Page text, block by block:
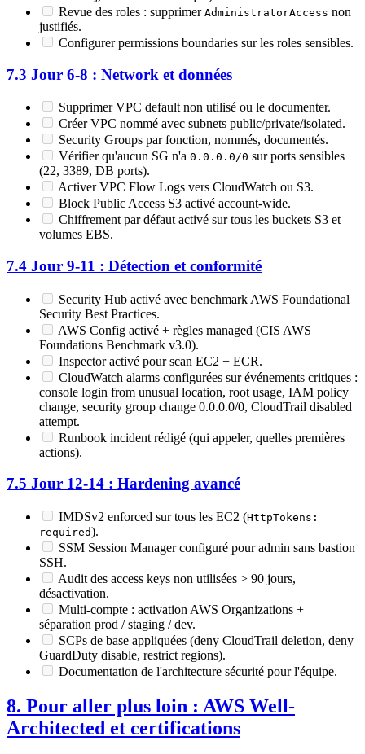
Revue des roles : supprimer AdministratorAccess non
justifiés.
Configurer permissions boundaries sur les roles sensibles.
7.3 Jour 6-8 : Network et données
Supprimer VPC default non utilisé ou le documenter.
Créer VPC nommé avec subnets public/private/isolated.
Security Groups par fonction, nommés, documentés.
Vérifier qu'aucun SG n'a 0.0.0.0/0 sur ports sensibles
(22, 3389, DB ports).
Activer VPC Flow Logs vers CloudWatch ou S3.
Block Public Access S3 activé account-wide.
Chiffrement par défaut activé sur tous les buckets S3 et
volumes EBS.
7.4 Jour 9-11 : Détection et conformité
Security Hub activé avec benchmark AWS Foundational
Security Best Practices.
AWS Config activé + règles managed (CIS AWS
Foundations Benchmark v3.0).
Inspector activé pour scan EC2 + ECR.
CloudWatch alarms configurées sur événements critiques :
console login from unusual location, root usage, IAM policy
change, security group change 0.0.0.0/0, CloudTrail disabled
attempt.
Runbook incident rédigé (qui appeler, quelles premières
actions).
7.5 Jour 12-14 : Hardening avancé
IMDSv2 enforced sur tous les EC2 (HttpTokens:
required).
SSM Session Manager configuré pour admin sans bastion
SSH.
Audit des access keys non utilisées > 90 jours,
désactivation.
Multi-compte : activation AWS Organizations +
séparation prod / staging / dev.
SCPs de base appliquées (deny CloudTrail deletion, deny
GuardDuty disable, restrict regions).
Documentation de l'architecture sécurité pour l'équipe.
8. Pour aller plus loin : AWS Well-
Architected et certifications